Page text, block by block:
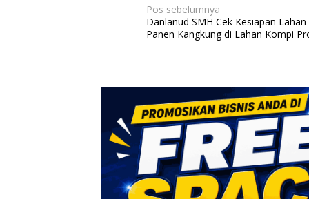
N
a
g
a
s
p
o
Pos sebelumnya
Danlanud SMH Cek Kesiapan Lahan
Panen Kangkung di Lahan Kompi